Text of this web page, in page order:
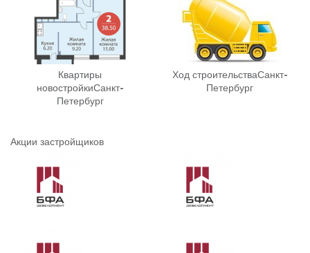
Квартиры
новостройкиСанкт-
Петербург
Ход строительстваСанкт-
Петербург
Акции застройщиков